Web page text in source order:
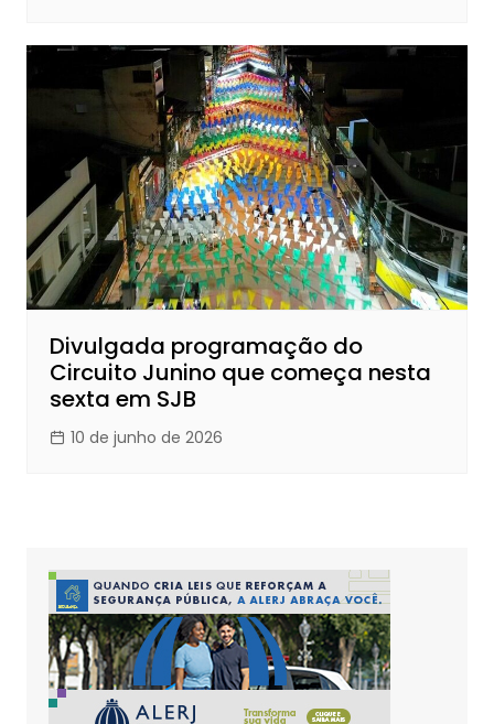
Divulgada programação do
Circuito Junino que começa nesta
sexta em SJB
10 de junho de 2026